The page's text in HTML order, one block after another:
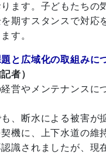
ます。子どもたちの
期すスタンスで対応
す。
題と広域化の取組みに
者）
営やメンテナンスに
、断水による被害が
機に、上下水道の維
識されましたが、現